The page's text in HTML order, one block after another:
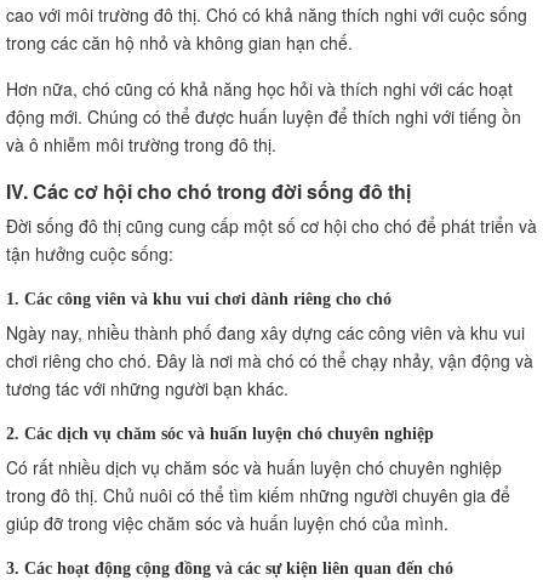
cao với môi trường đô thị. Chó có khả năng thích nghi với cuộc sống
trong các căn hộ nhỏ và không gian hạn chế.
Hơn nữa, chó cũng có khả năng học hỏi và thích nghi với các hoạt
động mới. Chúng có thể được huấn luyện để thích nghi với tiếng ồn
và ô nhiễm môi trường trong đô thị.
IV. Các cơ hội cho chó trong đời sống đô thị
Đời sống đô thị cũng cung cấp một số cơ hội cho chó để phát triển và
tận hưởng cuộc sống:
1. Các công viên và khu vui chơi dành riêng cho chó
Ngày nay, nhiều thành phố đang xây dựng các công viên và khu vui
chơi riêng cho chó. Đây là nơi mà chó có thể chạy nhảy, vận động và
tương tác với những người bạn khác.
2. Các dịch vụ chăm sóc và huấn luyện chó chuyên nghiệp
Có rất nhiều dịch vụ chăm sóc và huấn luyện chó chuyên nghiệp
trong đô thị. Chủ nuôi có thể tìm kiếm những người chuyên gia để
giúp đỡ trong việc chăm sóc và huấn luyện chó của mình.
3. Các hoạt động cộng đồng và các sự kiện liên quan đến chó